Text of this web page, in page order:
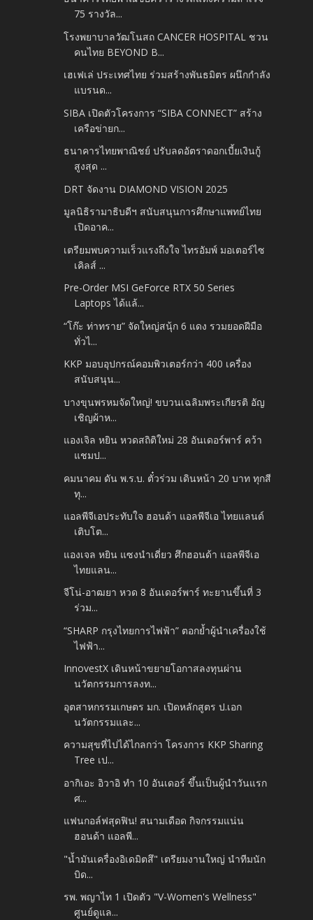
75 รางวัล...
โรงพยาบาลวัฒโนสถ CANCER HOSPITAL ชวน
คนไทย BEYOND B...
เฮเฟเล่ ประเทศไทย ร่วมสร้างพันธมิตร ผนึกกำลัง
แบรนด...
SIBA เปิดตัวโครงการ “SIBA CONNECT” สร้าง
เครือข่ายก...
ธนาคารไทยพาณิชย์ ปรับลดอัตราดอกเบี้ยเงินกู้
สูงสุด ...
DRT จัดงาน DIAMOND VISION 2025
มูลนิธิรามาธิบดีฯ สนับสนุนการศึกษาแพทย์ไทย
เปิดอาค...
เตรียมพบความเร็วแรงถึงใจ ไทรอัมพ์ มอเตอร์ไซ
เคิลส์ ...
Pre-Order MSI GeForce RTX 50 Series
Laptops ได้แล้...
“โก๊ะ ท่าทราย” จัดใหญ่สนุ้ก 6 แดง รวมยอดฝีมือ
ทั่วไ...
KKP มอบอุปกรณ์คอมพิวเตอร์กว่า 400 เครื่อง
สนับสนุน...
บางขุนพรหมจัดใหญ่! ขบวนเฉลิมพระเกียรติ อัญ
เชิญผ้าห...
แองเจิล หยิน หวดสถิติใหม่ 28 อันเดอร์พาร์ คว้า
แชมป...
คมนาคม ดัน พ.ร.บ. ตั๋วร่วม เดินหน้า 20 บาท ทุกสี
ทุ...
แอลพีจีเอประทับใจ ฮอนด้า แอลพีจีเอ ไทยแลนด์
เติบโต...
แองเจล หยิน แซงนำเดี่ยว ศึกฮอนด้า แอลพีจีเอ
ไทยแลน...
จีโน่-อาฒยา หวด 8 อันเดอร์พาร์ ทะยานขึ้นที่ 3
ร่วม...
“SHARP กรุงไทยการไฟฟ้า” ตอกย้ำผู้นำเครื่องใช้
ไฟฟ้า...
InnovestX เดินหน้าขยายโอกาสลงทุนผ่าน
นวัตกรรมการลงท...
อุตสาหกรรมเกษตร มก. เปิดหลักสูตร ป.เอก
นวัตกรรมและ...
ความสุขที่ไปได้ไกลกว่า โครงการ KKP Sharing
Tree เป...
อากิเอะ อิวาอิ ทำ 10 อันเดอร์ ขึ้นเป็นผู้นำวันแรก
ศ...
แฟนกอล์ฟสุดฟิน! สนามเดือด กิจกรรมแน่น
ฮอนด้า แอลพี...
"น้ำมันเครื่องอิเดมิตสึ" เตรียมงานใหญ่ นำทีมนัก
บิด...
รพ. พญาไท 1 เปิดตัว "V-Women's Wellness"
ศูนย์ดูแล...